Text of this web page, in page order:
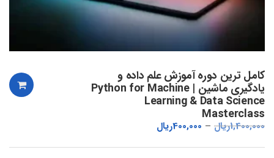
کامل ترین دوره آموزش علم داده و
یادگیری ماشین | Python for Machine
Learning & Data Science
Masterclass
1,400,000ریال 400,000ریال